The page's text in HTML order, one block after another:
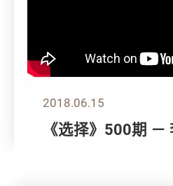
2018.06.15
《选择》500期